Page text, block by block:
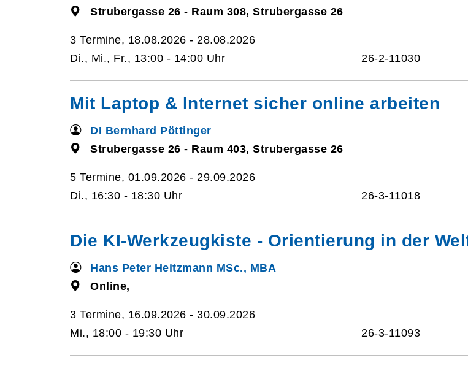
Strubergasse 26 - Raum 308, Strubergasse 26
3 Termine, 18.08.2026 - 28.08.2026
Di., Mi., Fr., 13:00 - 14:00 Uhr
26-2-11030
Mit Laptop & Internet sicher online arbeiten
DI Bernhard Pöttinger
Strubergasse 26 - Raum 403, Strubergasse 26
5 Termine, 01.09.2026 - 29.09.2026
Di., 16:30 - 18:30 Uhr
26-3-11018
Die KI-Werkzeugkiste - Orientierung in der
Hans Peter Heitzmann MSc., MBA
Online,
3 Termine, 16.09.2026 - 30.09.2026
Mi., 18:00 - 19:30 Uhr
26-3-11093